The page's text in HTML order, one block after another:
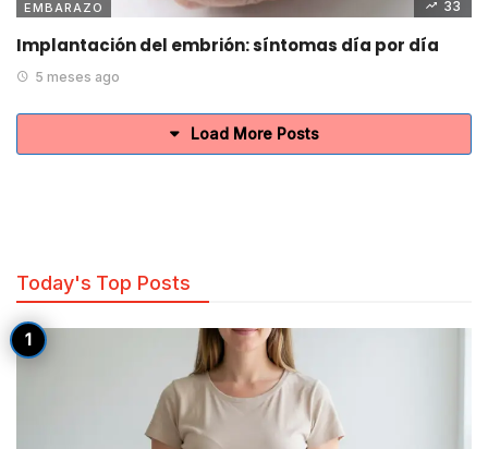
EMBARAZO 33
Implantación del embrión: síntomas día por día
5 meses ago
Load More Posts
Today's Top Posts